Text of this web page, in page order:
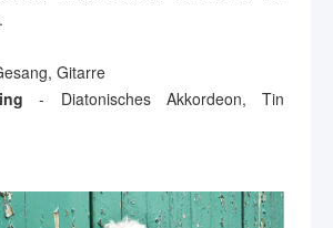
Gitarre
- Diatonisches Akkordeon, Tin